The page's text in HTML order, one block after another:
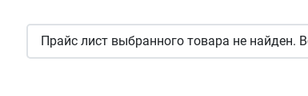
Прайс лист выбранного товара не найден.